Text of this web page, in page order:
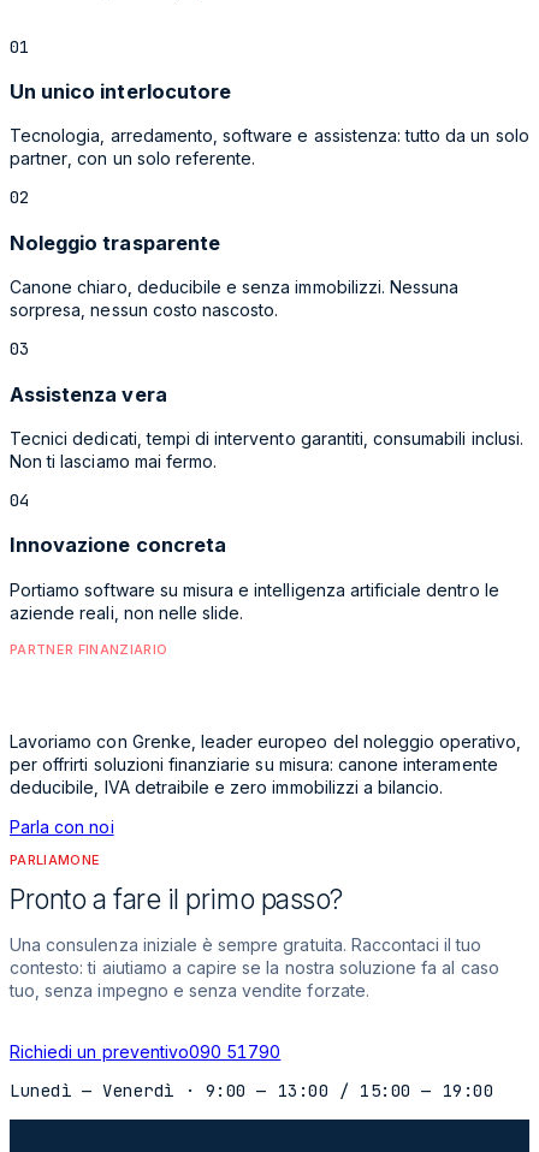
01
Un unico interlocutore
Tecnologia, arredamento, software e assistenza: tutto da un solo
partner, con un solo referente.
02
Noleggio trasparente
Canone chiaro, deducibile e senza immobilizzi. Nessuna
sorpresa, nessun costo nascosto.
03
Assistenza vera
Tecnici dedicati, tempi di intervento garantiti, consumabili inclusi.
Non ti lasciamo mai fermo.
04
Innovazione concreta
Portiamo software su misura e intelligenza artificiale dentro le
aziende reali, non nelle slide.
PARTNER FINANZIARIO
Lavoriamo con Grenke, leader europeo del noleggio operativo,
per offrirti soluzioni finanziarie su misura: canone interamente
deducibile, IVA detraibile e zero immobilizzi a bilancio.
Parla con noi
PARLIAMONE
Pronto a fare il primo passo?
Una consulenza iniziale è sempre gratuita. Raccontaci il tuo
contesto: ti aiutiamo a capire se la nostra soluzione fa al caso
tuo, senza impegno e senza vendite forzate.
Richiedi un preventivo090 51790
Lunedì — Venerdì · 9:00 — 13:00 / 15:00 — 19:00